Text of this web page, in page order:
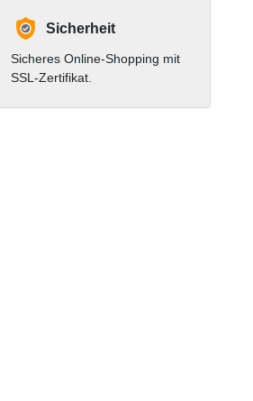
Sicherheit
Sicheres Online-Shopping mit
SSL-Zertifikat.